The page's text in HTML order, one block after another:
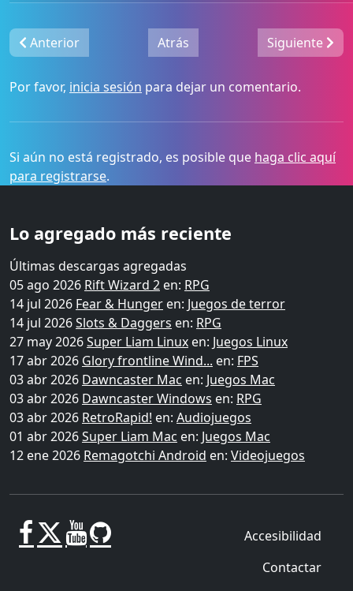
Anterior Atrás Siguiente
Por favor, inicia sesión para dejar un comentario.
Si aún no está registrado, es posible que haga clic aquí
para registrarse.
Lo agregado más reciente
Últimas descargas agregadas
05 ago 2026 Rift Wizard 2 en: RPG
14 jul 2026 Fear & Hunger en: Juegos de terror
14 jul 2026Slots & Daggers en: RPG
27 may 2026Super Liam Linux en: Juegos Linux
17 abr 2026 Glory frontline Wind... en: FPS
03 abr 2026 Dawncaster Mac en: Juegos Mac
03 abr 2026 Dawncaster Windows en: RPG
03 abr 2026 RetroRapid! en: Audiojuegos
01 abr 2026Super Liam Mac en: Juegos Mac
12 ene 2026 Remagotchi Android en: Videojuegos
Accesibilidad
Contactar